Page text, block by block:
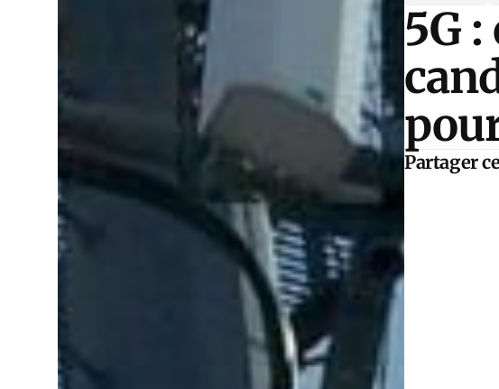
5G
Partager